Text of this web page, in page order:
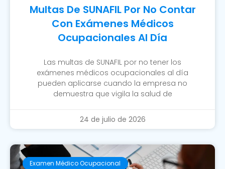
Multas De SUNAFIL Por No Contar
Con Exámenes Médicos
Ocupacionales Al Día
Las multas de SUNAFIL por no tener los
exámenes médicos ocupacionales al día
pueden aplicarse cuando la empresa no
demuestra que vigila la salud de
24 de julio de 2026
Examen Médico Ocupacional